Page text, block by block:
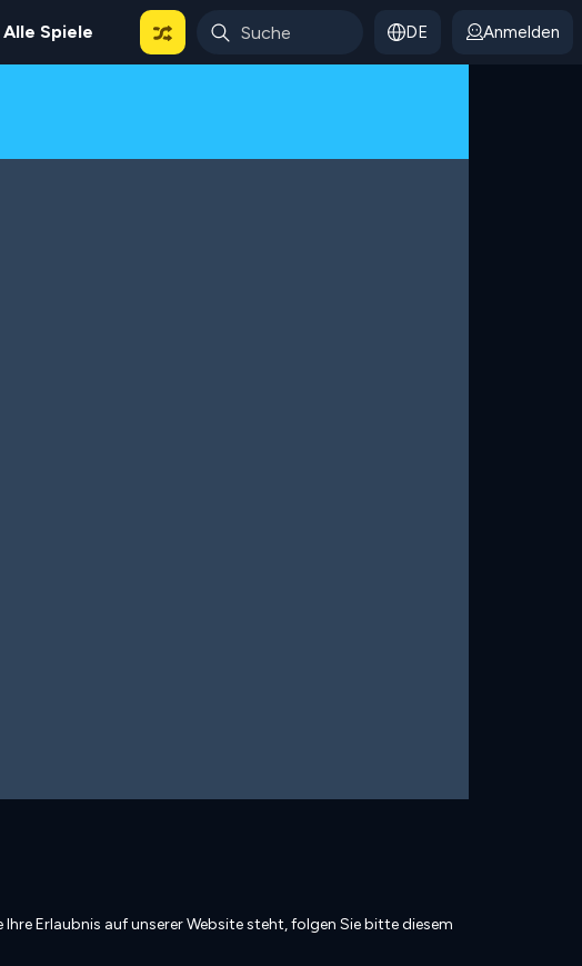
Alle Spiele DE Anmelden
Erlaubnis auf unserer Website steht, folgen Sie bitte diesem